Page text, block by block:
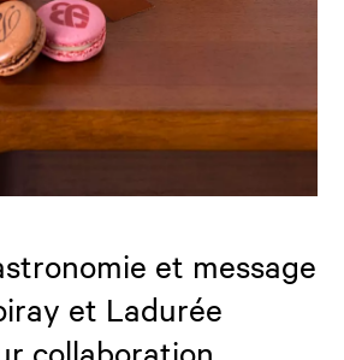
et message
et Ladurée
collaboration